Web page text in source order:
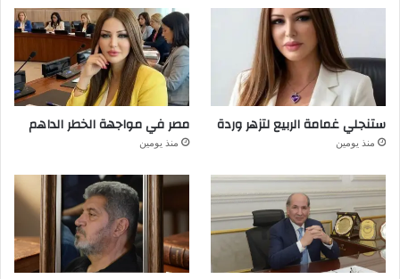
ستنجلي غمامة الربيع لتزهر وردة
منذ يومين
مصر في مواجهة الخطر الداهم
منذ يومين